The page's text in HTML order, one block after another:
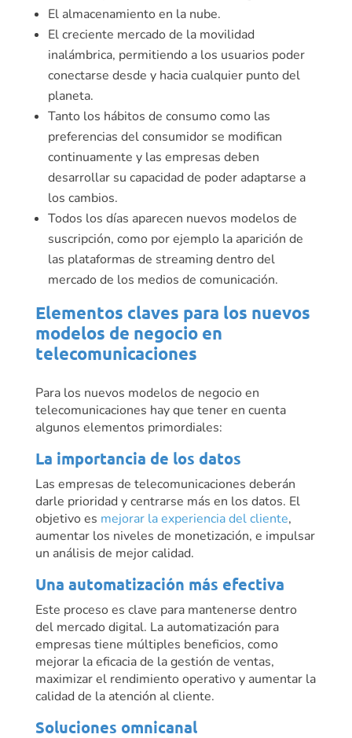
El almacenamiento en la nube.
El creciente mercado de la movilidad
inalámbrica, permitiendo a los usuarios poder
conectarse desde y hacia cualquier punto del
planeta.
Tanto los hábitos de consumo como las
preferencias del consumidor se modifican
continuamente y las empresas deben
desarrollar su capacidad de poder adaptarse a
los cambios.
Todos los días aparecen nuevos modelos de
suscripción, como por ejemplo la aparición de
las plataformas de streaming dentro del
mercado de los medios de comunicación.
Elementos claves para los nuevos
modelos de negocio en
telecomunicaciones
Para los nuevos modelos de negocio en
telecomunicaciones hay que tener en cuenta
algunos elementos primordiales:
La importancia de los datos
Las empresas de telecomunicaciones deberán
darle prioridad y centrarse más en los datos. El
objetivo es mejorar la experiencia del cliente,
aumentar los niveles de monetización, e impulsar
un análisis de mejor calidad.
Una automatización más efectiva
Este proceso es clave para mantenerse dentro
del mercado digital. La automatización para
empresas tiene múltiples beneficios, como
mejorar la eficacia de la gestión de ventas,
maximizar el rendimiento operativo y aumentar la
calidad de la atención al cliente.
Soluciones omnicanal